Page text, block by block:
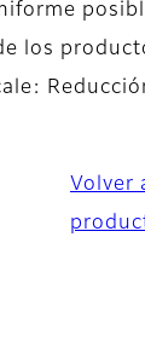
los
Volver